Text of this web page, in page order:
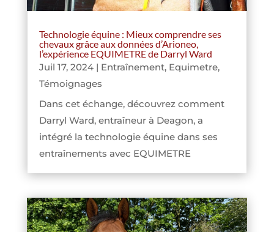
Technologie équine : Mieux comprendre ses
chevaux grâce aux données d’Arioneo,
l’expérience EQUIMETRE de Darryl Ward
Juil 17, 2024| Entraînement, Equimetre,
Témoignages
Dans cet échange, découvrez comment
Darryl Ward, entraîneur à Deagon, a
intégré la technologie équine dans ses
entraînements avec EQUIMETRE